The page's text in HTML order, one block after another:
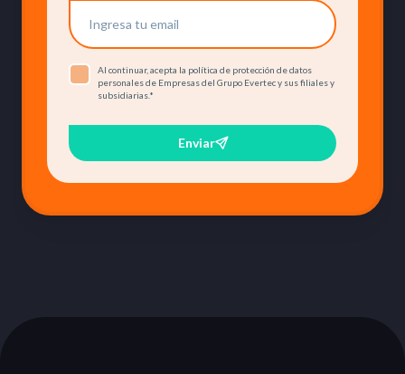
Al continuar, acepta la política de protección de datos
personales de Empresas del Grupo Evertec y sus filiales y
subsidiarias.*
Enviar